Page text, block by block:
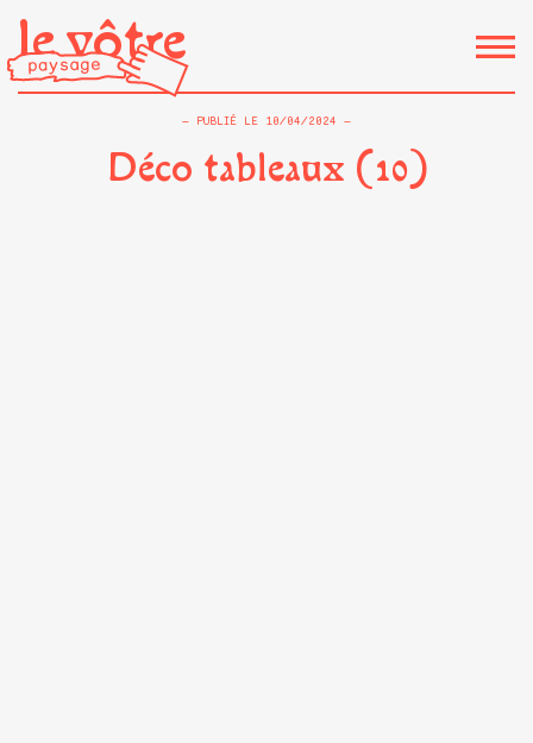
le vôtre
PUBLIÉ LE 10/04/2024
Déco tableaux (10)